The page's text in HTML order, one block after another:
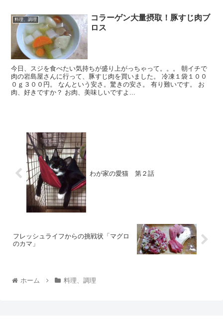
料理、調理
コラーゲン大量摂取！豚すじ肉ブ
ロス
今日、スジを食べたい気持ちが盛り上がっちゃって。。。 朝イチで
肉の岩島屋さんに行って、豚すじ肉を買いました。 冷凍１袋１００
０ｇ３００円。 なんという安さ。驚きの安さ。 有り難いです。 お
肉、好きですか？ お肉、美味しいですよ...
わが家の愛猫 第２話
フレッシュライフからの挑戦状「マグロ
のカマ」
ホーム 料理、調理